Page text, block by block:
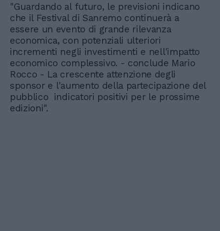
"Guardando al futuro, le previsioni indicano
che il Festival di Sanremo continuerà a
essere un evento di grande rilevanza
economica, con potenziali ulteriori
incrementi negli investimenti e nell'impatto
economico complessivo. - conclude Mario
Rocco - La crescente attenzione degli
sponsor e l'aumento della partecipazione del
pubblico indicatori positivi per le prossime
edizioni".